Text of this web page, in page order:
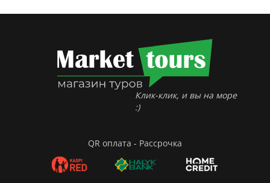
Клик-клик, и вы на море
:)
QR оплата - Рассрочка